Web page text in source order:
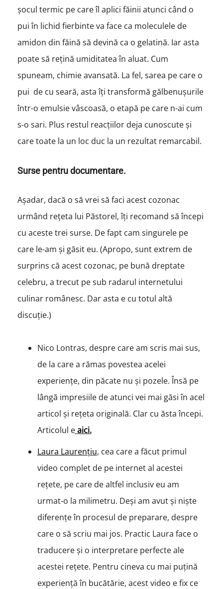
șocul termic pe care îl aplici făinii atunci când o
pui în lichid fierbinte va face ca moleculele de
amidon din făină să devină ca o gelatină. Iar asta
poate să rețină umiditatea în aluat. Cum
spuneam, chimie avansată. La fel, sarea pe care o
pui de cu seară, asta îți transformă gălbenușurile
într-o emulsie vâscoasă, o etapă pe care n-ai cum
s-o sari. Plus restul reacțiilor deja cunoscute și
care toate la un loc duc la un rezultat remarcabil.
Surse pentru documentare.
Așadar, dacă o să vrei să faci acest cozonac
urmând rețeta lui Păstorel, îți recomand să începi
cu aceste trei surse. De fapt cam singurele pe
care le-am și găsit eu. (Apropo, sunt extrem de
surprins că acest cozonac, pe bună dreptate
celebru, a trecut pe sub radarul internetului
culinar românesc. Dar asta e cu totul altă
discuție.)
Nico Lontras, despre care am scris mai sus,
de la care a rămas povestea acelei
experiențe, din păcate nu și pozele. Însă pe
lângă impresiile de atunci vei mai găsi în acel
articol și rețeta originală. Clar cu ăsta începi.
Articolul e aici.
Laura Laurențiu, cea care a făcut primul
video complet de pe internet al acestei
rețete, pe care de altfel inclusiv eu am
urmat-o la milimetru. Deși am avut și niște
diferențe în procesul de preparare, despre
care o să scriu mai jos. Practic Laura face o
traducere și o interpretare perfecte ale
acestei rețete. Pentru cineva cu mai puțină
experiență în bucătărie, acest video e fix ce